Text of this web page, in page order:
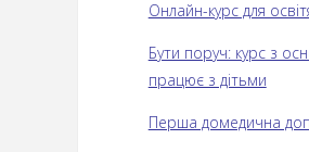
Онлайн-курс для
Бути поруч: курс з
працює з дітьми
Перша домедична